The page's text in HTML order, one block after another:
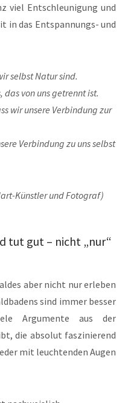
viel Entschleunigung und
in das Entspannungs- und
selbst Natur sind.
von uns getrennt ist.
wir unsere Verbindung zur
Verbindung zu uns selbst
Künstler und Fotograf)
tut gut – nicht „nur“
aber nicht nur erleben
sind immer besser
Argumente aus der
die absolut faszinierend
mit leuchtenden Augen